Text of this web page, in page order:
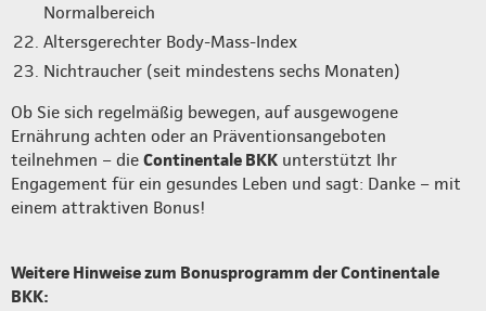
Normalbereich
Altersgerechter Body-Mass-Index
Nichtraucher (seit mindestens sechs Monaten)
Ob Sie sich regelmäßig bewegen, auf ausgewogene
Ernährung achten oder an Präventionsangeboten
teilnehmen – die Continentale BKK unterstützt Ihr
Engagement für ein gesundes Leben und sagt: Danke – mit
einem attraktiven Bonus!
Weitere Hinweise zum Bonusprogramm der Continentale
BKK: